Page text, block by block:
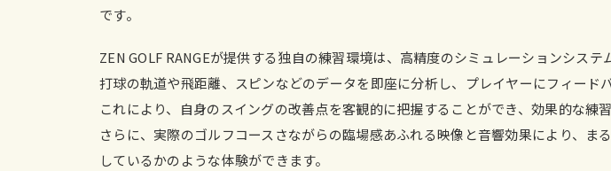
です。
ZEN GOLF RANGEが提供する独自の練習環境は、高精度のシミュレーションシステ
打球の軌道や飛距離、スピンなどのデータを即座に分析し、プレイヤーにフィード
これにより、自身のスイングの改善点を客観的に把握することができ、効果的な練
さらに、実際のゴルフコースさながらの臨場感あふれる映像と音響効果により、ま
しているかのような体験ができます。